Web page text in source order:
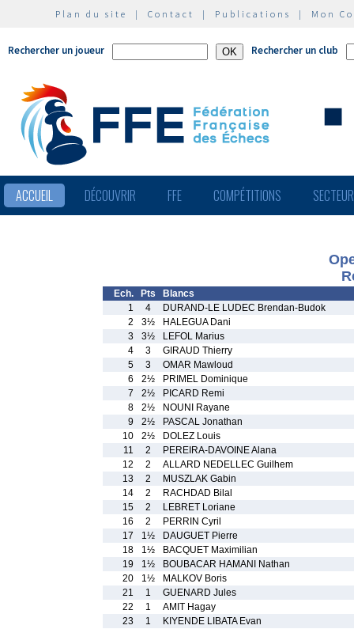
Plan du site | Contact | Publications | Mon
Rechercher un joueur Rechercher un club
ACCUEIL DÉCOUVRIR FFE COMPÉTITIONS
Ech. Pts
Blancs
1
4
DURAND-LE LUDEC Brendan-Budok
2
3½
HALEGUA Dani
3
3½
LEFOL Marius
4
3
GIRAUD Thierry
5
3
OMAR Mawloud
6
2½
PRIMEL Dominique
7
2½
PICARD Remi
8
2½
NOUNI Rayane
9
2½
PASCAL Jonathan
10
2½
DOLEZ Louis
11
2
PEREIRA-DAVOINE Alana
12
2
ALLARD NEDELLEC Guilhem
13
2
MUSZLAK Gabin
14
2
RACHDAD Bilal
15
2
LEBRET Loriane
16
2
PERRIN Cyril
17
1½
DAUGUET Pierre
18
1½
BACQUET Maximilian
19
1½
BOUBACAR HAMANI Nathan
20
1½
MALKOV Boris
21
1
GUENARD Jules
22
1
AMIT Hagay
23
1
KIYENDE LIBATA Evan